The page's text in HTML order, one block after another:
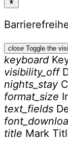
close Toggle the
keyboard
visibility_off
nights_stay
format_size
text_fields
title Mark